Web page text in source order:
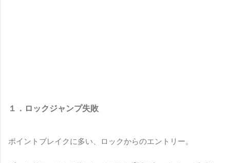
１．ロックジャンプ失敗
ポイントブレイクに多い、ロックからのエントリー。